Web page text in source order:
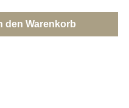
gewünschten
den Warenkorb